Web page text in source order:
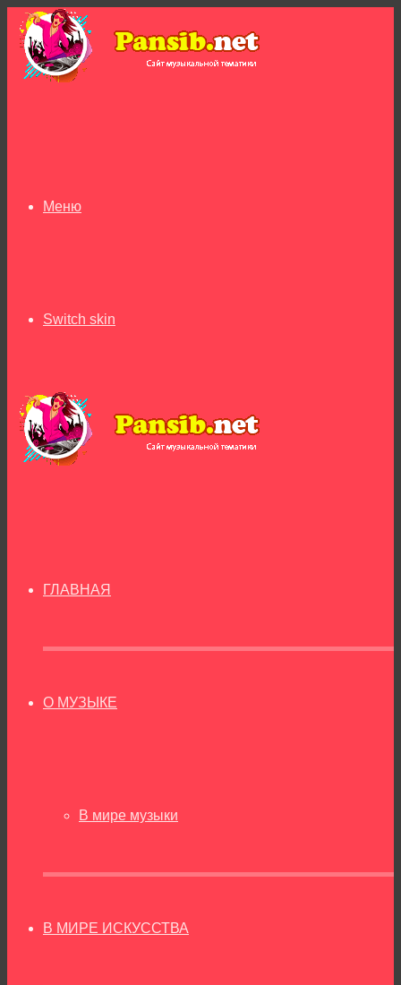
Меню
Switch skin
ГЛАВНАЯ
О МУЗЫКЕ
В мире музыки
В МИРЕ ИСКУССТВА